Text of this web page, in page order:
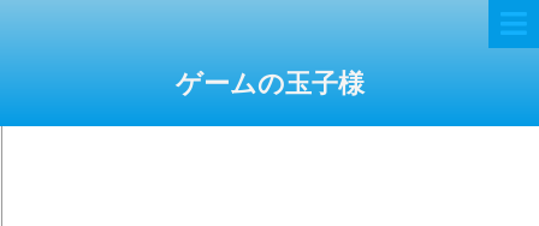
ゲームの玉子様